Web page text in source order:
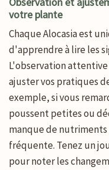
votre plante
Chaque Alocasia est
d'apprendre à lire les
L'observation
ajuster vos pratiques
exemple, si vous
poussent petites ou
manque de
fréquente. Tenez un
pour noter les